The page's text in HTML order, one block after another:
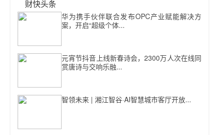
财快头条
华为携手伙伴联合发布OPC产业赋能解决方
案，开启“超级个体...
元宵节抖音上线新春诗会，2300万人次在线同
赏唐诗与交响乐融...
智领未来 | 湘江智谷·AI智慧城市客厅开放...